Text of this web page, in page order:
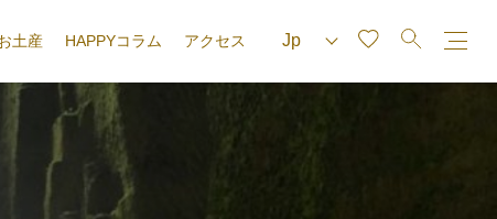
土産 HAPPYコラム アクセス